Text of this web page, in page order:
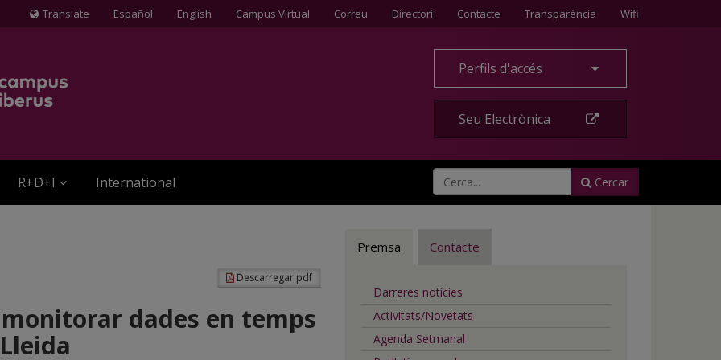
Icona
Translate Español English Campus Virtual Correu Directori Contacte
Contacte Transparència Wifi
Perfils d'accés
Seu Electrònica
R+D+I International Cercar
Descarregar pdf
dades en temps
Premsa Contacte
Darreres notícies
Activitats/Novetats
Agenda Setmanal